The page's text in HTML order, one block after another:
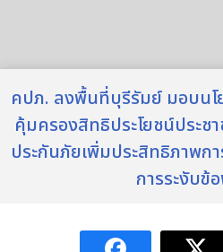
คปภ. ลงพื้นที่บุรีรัมย์ มอบนโ
คุ้มครองสิทธิประโยชน์ประช
ประกันภัยเพิ่มประสิทธิภาพก
การระงับข้